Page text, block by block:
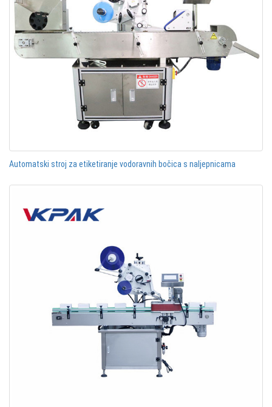
Automatski stroj za etiketiranje vodoravnih bočica s naljepnicama